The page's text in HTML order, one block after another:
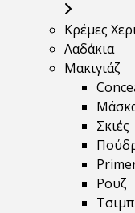
Κρέμες
Λαδάκια
Μακιγιάζ
Σκιές
Ρουζ